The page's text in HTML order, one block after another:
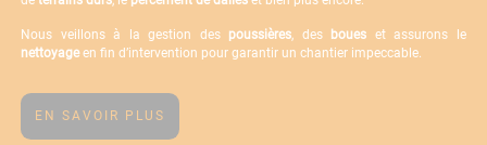
Nous veillons à la gestion des poussières, des boues et assurons le
nettoyageen fin d’intervention pour garantir un chantier impeccable.
EN SAVOIR PLUS